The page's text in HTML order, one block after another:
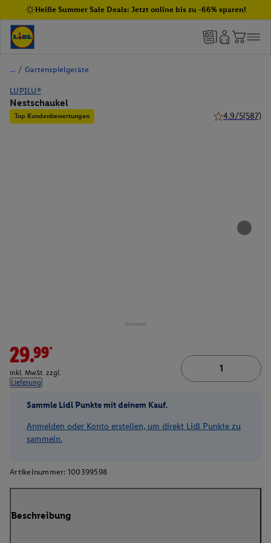
Heiße Summer Sale Deals: Jetzt online bis zu -66% sparen!
/ Gartenspielgeräte
LUPILU®
Nestschaukel
Top Kundenbewertungen 4.9/5(587)
29.99*
inkl. MwSt. zzgl.
Lieferung
Sammle Lidl Punkte mit deinem Kauf.
Anmelden oder Konto erstellen, um direkt Lidl Punkte zu
sammeln.
Artikelnummer: 100399598
Beschreibung